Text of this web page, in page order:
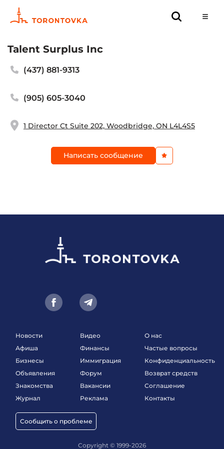
Talent Surplus Inc
(437) 881-9313
(905) 605-3040
1 Director Ct Suite 202, Woodbridge, ON L4L4S5
Написать сообщение
Новости
Афиша
Бизнесы
Объявления
Знакомства
Журнал
Сообщить о проблеме
Видео
Финансы
Иммиграция
Форум
Вакансии
Реклама
О нас
Частые вопросы
Конфиденциальность
Возврат средств
Соглашение
Контакты
Copyright © 1999-2026